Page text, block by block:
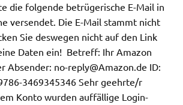
die folgende betrügerische E-Mail in
versendet. Die E-Mail stammt nicht
Sie deswegen nicht auf den Link
Daten ein! Betreff: Ihr Amazon
Absender: no-reply@Amazon.de ID:
3469345346 Sehr geehrte/r
Konto wurden auffällige Login-